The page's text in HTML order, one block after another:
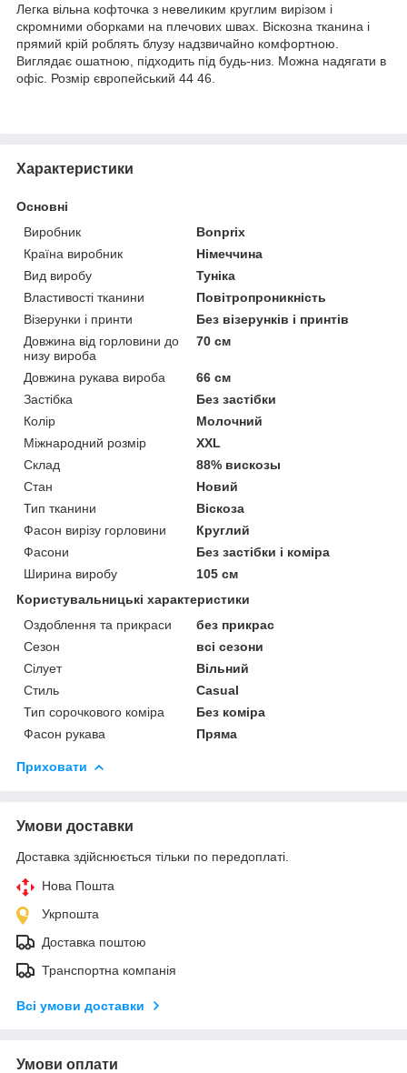
Легка вільна кофточка з невеликим круглим вирізом і
скромними оборками на плечових швах. Віскозна тканина і
прямий крій роблять блузу надзвичайно комфортною.
Виглядає ошатною, підходить під будь-низ. Можна надягати в
офіс. Розмір європейський 44 46.
Характеристики
Основні
Виробник
Bonprix
Країна виробник
Німеччина
Вид виробу
Туніка
Властивості тканини
Повітропроникність
Візерунки і принти
Без візерунків і принтів
Довжина від горловини до
низу вироба
70 см
Довжина рукава вироба
66 см
Застібка
Без застібки
Колір
Молочний
Міжнародний розмір
XXL
Склад
88% вискозы
Стан
Новий
Тип тканини
Віскоза
Фасон вирізу горловини
Круглий
Фасони
Без застібки і коміра
Ширина виробу
105 см
Користувальницькі характеристики
Оздоблення та прикраси
без прикрас
Сезон
всі сезони
Сілует
Вільний
Стиль
Casual
Тип сорочкового коміра
Без коміра
Фасон рукава
Пряма
Приховати
Умови доставки
Доставка здійснюється тільки по передоплаті.
Нова Пошта
Укрпошта
Доставка поштою
Транспортна компанія
Всі умови доставки
Умови оплати